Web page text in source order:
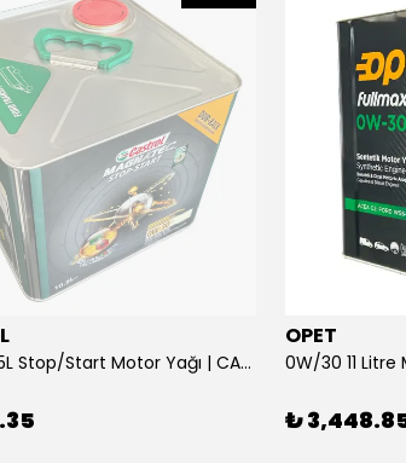
0W/30 10.5L Stop/Start Motor Yağı | CASTROL
OPET
0W/30 11 Litre
₺